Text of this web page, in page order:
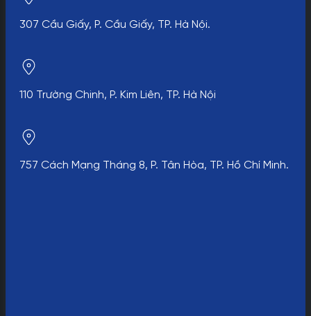
307 Cầu Giấy, P. Cầu Giấy, TP. Hà Nội.
110 Trường Chinh, P. Kim Liên, TP. Hà Nội
757 Cách Mạng Tháng 8, P. Tân Hòa, TP. Hồ Chí Minh.